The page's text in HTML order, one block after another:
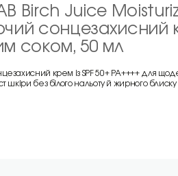
Birch Juice
сонцезахисний
соком, 50 мл
крем із SPF 50+ PA++++ для
шкіри без білого нальоту й жирного блиску